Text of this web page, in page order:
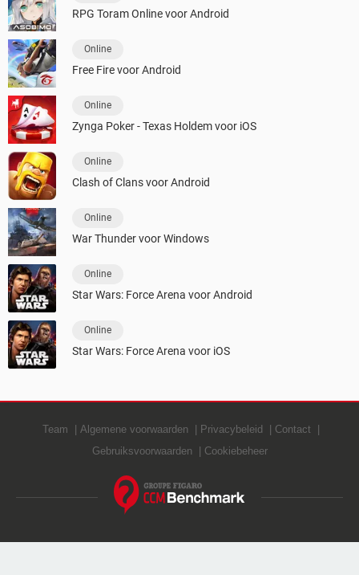
RPG Toram Online voor Android
Online
Free Fire voor Android
Online
Zynga Poker - Texas Holdem voor iOS
Online
Clash of Clans voor Android
Online
War Thunder voor Windows
Online
Star Wars: Force Arena voor Android
Online
Star Wars: Force Arena voor iOS
Team Algemene voorwaarden Privacybeleid
Contact
Gebruiksvoorwaarden
Cookiebeheer